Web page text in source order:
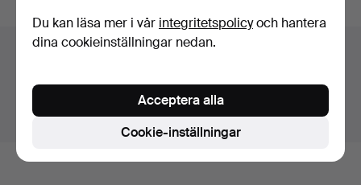
Auktionsarkivet
Du söker i vårt arkiv över avslutade auktioner.
Visa pågående auktioner istället.
Du kan läsa mer i vår integritetspolicyoch hantera
dina cookieinställningar nedan.
Cookie-inställningar
Acceptera alla